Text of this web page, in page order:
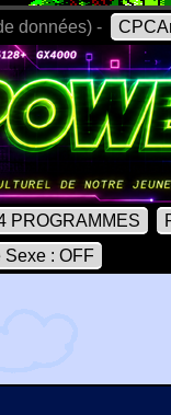
données) -
PROGRAMMES
Sexe : OFF